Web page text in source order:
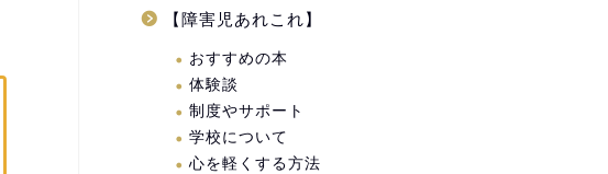
【障害児あれこれ】
おすすめの本
体験談
制度やサポート
学校について
心を軽くする方法